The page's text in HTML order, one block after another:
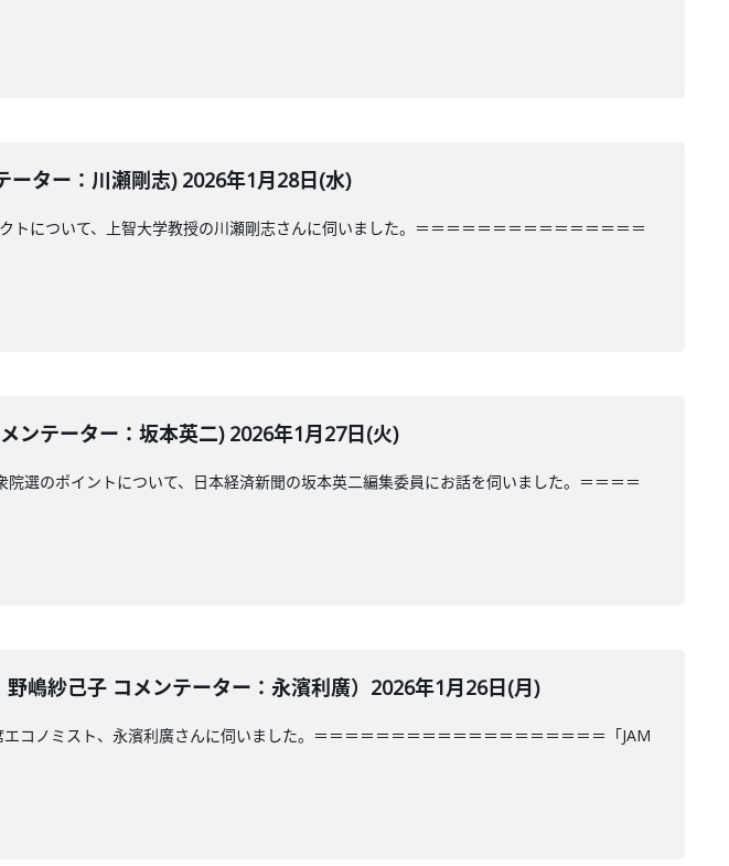
ーター：川瀬剛志) 2026年1月28日(水)
について、上智大学教授の川瀬剛志さんに伺いました。＝＝＝＝＝＝＝＝＝＝＝＝＝＝＝
ンテーター：坂本英二) 2026年1月27日(火)
選のポイントについて、日本経済新聞の坂本英二編集委員にお話を伺いました。＝＝＝＝
嶋紗己子 コメンテーター：永濱利廣）2026年1月26日(月)
コノミスト、永濱利廣さんに伺いました。＝＝＝＝＝＝＝＝＝＝＝＝＝＝＝＝＝＝＝「JAM